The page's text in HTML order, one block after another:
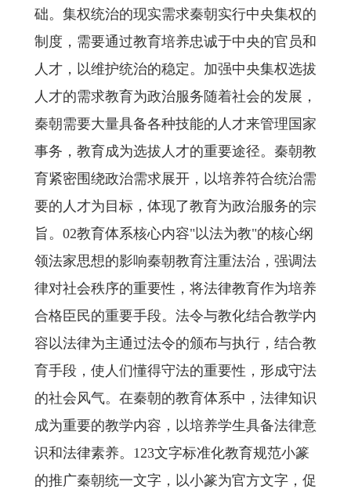
础。集权统治的现实需求秦朝实行中央集权的
制度，需要通过教育培养忠诚于中央的官员和
人才，以维护统治的稳定。加强中央集权选拔
人才的需求教育为政治服务随着社会的发展，
秦朝需要大量具备各种技能的人才来管理国家
事务，教育成为选拔人才的重要途径。秦朝教
育紧密围绕政治需求展开，以培养符合统治需
要的人才为目标，体现了教育为政治服务的宗
旨。02教育体系核心内容"以法为教"的核心纲
领法家思想的影响秦朝教育注重法治，强调法
律对社会秩序的重要性，将法律教育作为培养
合格臣民的重要手段。法令与教化结合教学内
容以法律为主通过法令的颁布与执行，结合教
育手段，使人们懂得守法的重要性，形成守法
的社会风气。在秦朝的教育体系中，法律知识
成为重要的教学内容，以培养学生具备法律意
识和法律素养。123文字标准化教育规范小篆
的推广秦朝统一文字，以小篆为官方文字，促